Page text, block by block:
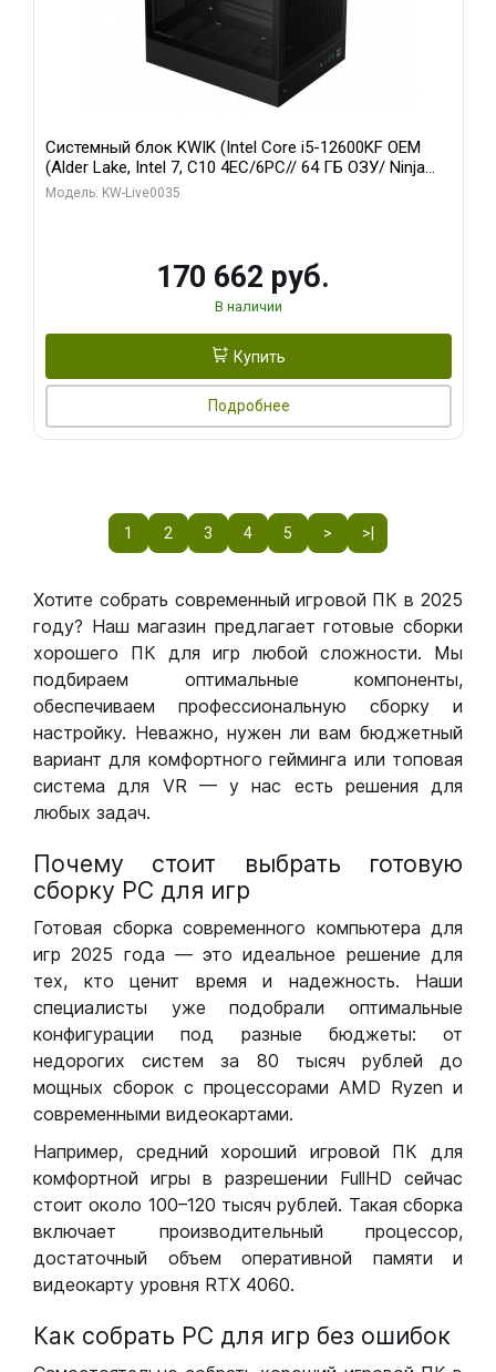
Системный блок KWIK (Intel Core i5-12600KF OEM
(Alder Lake, Intel 7, C10 4EC/6PC// 64 ГБ ОЗУ/ Ninja
Sinotex GTX1650 4GB 128bit GDDR6 DVI DP HDMI 2/
Модель: KW-Live0035
170 662 руб.
В наличии
Купить
Подробнее
1 2 3 4 5 > >|
Хотите собрать современный игровой ПК в 2025
году? Наш магазин предлагает готовые сборки
хорошего ПК для игр любой сложности. Мы
подбираем оптимальные компоненты,
обеспечиваем профессиональную сборку и
настройку. Неважно, нужен ли вам бюджетный
вариант для комфортного гейминга или топовая
система для VR — у нас есть решения для
любых задач.
Почему стоит выбрать готовую
сборку РС для игр
Готовая сборка современного компьютера для
игр 2025 года — это идеальное решение для
тех, кто ценит время и надежность. Наши
специалисты уже подобрали оптимальные
конфигурации под разные бюджеты: от
недорогих систем за 80 тысяч рублей до
мощных сборок с процессорами AMD Ryzen и
современными видеокартами.
Например, средний хороший игровой ПК для
комфортной игры в разрешении FullHD сейчас
стоит около 100–120 тысяч рублей. Такая сборка
включает производительный процессор,
достаточный объем оперативной памяти и
видеокарту уровня RTX 4060.
Как собрать РС для игр без ошибок